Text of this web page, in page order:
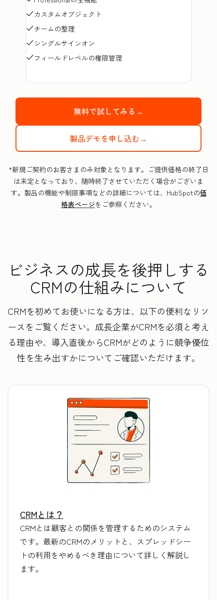
カスタムオブジェクト
チームの整理
シングルサインオン
フィールドレベルの権限管理
無料で試してみる→
製品デモを申し込む→
*新規ご契約のお客さまのみ対象となります。ご提供価格の終了日
は未定となっており、随時終了させていただく場合がございま
す。製品の機能や制限事項などの詳細については、HubSpotの価
格表ページをご参照ください。
ビジネスの成長を後押しする
CRMの仕組みについて
CRMを初めてお使いになる方は、以下の便利なリソ
ースをご覧ください。成長企業がCRMを必須と考え
る理由や、導入直後からCRMがどのように競争優位
性を生み出すかについてご確認いただけます。
CRMとは？
CRMとは顧客との関係を管理するためのシステム
です。最新のCRMのメリットと、スプレッドシー
トの利用をやめるべき理由について詳しく解説し
ます。